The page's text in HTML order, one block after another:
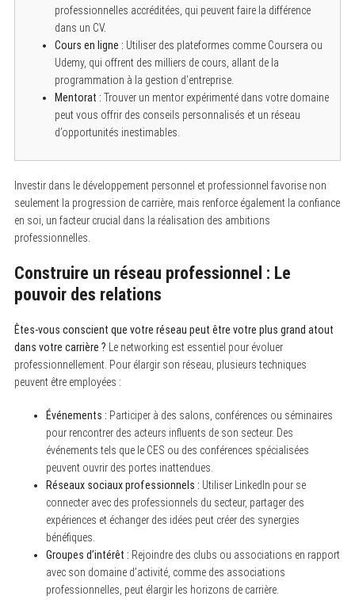
professionnelles accréditées, qui peuvent faire la différence
dans un CV.
Cours en ligne : Utiliser des plateformes comme Coursera ou
Udemy, qui offrent des milliers de cours, allant de la
programmation à la gestion d’entreprise.
Mentorat : Trouver un mentor expérimenté dans votre domaine
peut vous offrir des conseils personnalisés et un réseau
d’opportunités inestimables.
Investir dans le développement personnel et professionnel favorise non
seulement la progression de carrière, mais renforce également la confiance
en soi, un facteur crucial dans la réalisation des ambitions
professionnelles.
Construire un réseau professionnel : Le
pouvoir des relations
Êtes-vous conscient que votre réseau peut être votre plus grand atout
dans votre carrière ? Le networking est essentiel pour évoluer
professionnellement. Pour élargir son réseau, plusieurs techniques
peuvent être employées :
Événements : Participer à des salons, conférences ou séminaires
pour rencontrer des acteurs influents de son secteur. Des
événements tels que le CES ou des conférences spécialisées
peuvent ouvrir des portes inattendues.
Réseaux sociaux professionnels : Utiliser LinkedIn pour se
connecter avec des professionnels du secteur, partager des
expériences et échanger des idées peut créer des synergies
bénéfiques.
Groupes d’intérêt : Rejoindre des clubs ou associations en rapport
avec son domaine d’activité, comme des associations
professionnelles, peut élargir les horizons de carrière.
S
a
r
c
f
o